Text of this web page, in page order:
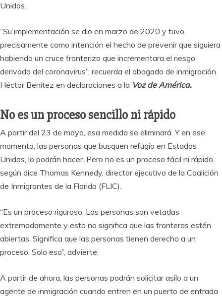
Unidos.
“Su implementación se dio en marzo de 2020 y tuvo
precisamente como intención el hecho de prevenir que siguiera
habiendo un cruce fronterizo que incrementara el riesgo
derivado del coronavirus”, recuerda el abogado de inmigración
Héctor Benítez en declaraciones a la Voz de América.
No es un proceso sencillo ni rápido
A partir del 23 de mayo, esa medida se eliminará. Y en ese
momento, las personas que busquen refugio en Estados
Unidos, lo podrán hacer. Pero no es un proceso fácil ni rápido,
según dice Thomas Kennedy, director ejecutivo de la Coalición
de Inmigrantes de la Florida (FLIC).
“Es un proceso riguroso. Las personas son vetadas
extremadamente y esto no significa que las fronteras estén
abiertas. Significa que las personas tienen derecho a un
proceso. Solo eso”, advierte.
A partir de ahora, las personas podrán solicitar asilo a un
agente de inmigración cuando entren en un puerto de entrada